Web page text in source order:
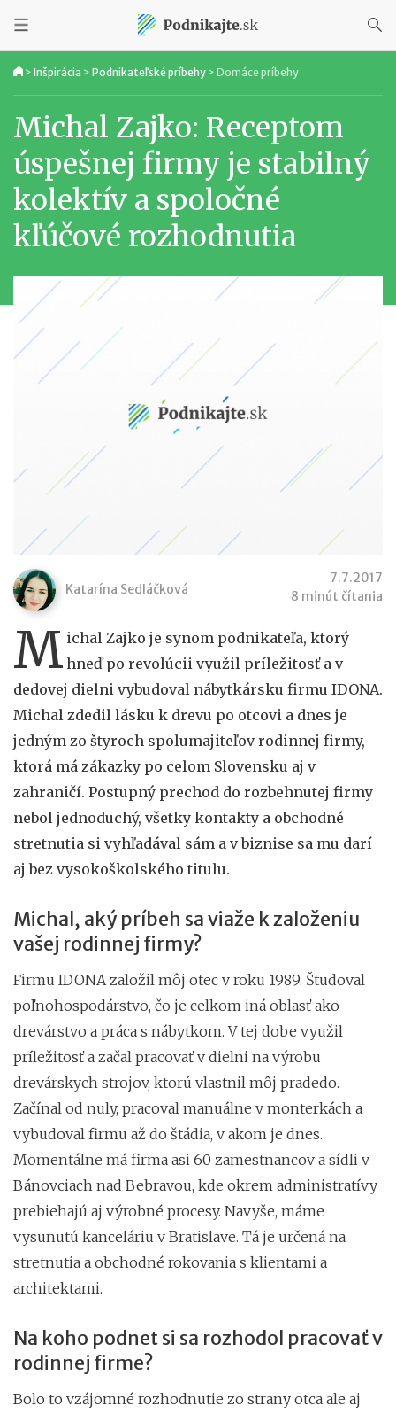
> Inšpirácia > Podnikateľské príbehy > Domáce príbehy
Michal Zajko: Receptom
úspešnej firmy je stabilný
kolektív a spoločné
kľúčové rozhodnutia
Katarína Sedláčková
7.7.2017
8 minút čítania
M ichal Zajko je synom podnikateľa, ktorý
hneď po revolúcii využil príležitosť a v
dedovej dielni vybudoval nábytkársku firmu IDONA.
Michal zdedil lásku k drevu po otcovi a dnes je
jedným zo štyroch spolumajiteľov rodinnej firmy,
ktorá má zákazky po celom Slovensku aj v
zahraničí. Postupný prechod do rozbehnutej firmy
nebol jednoduchý, všetky kontakty a obchodné
stretnutia si vyhľadával sám a v biznise sa mu darí
aj bez vysokoškolského titulu.
Michal, aký príbeh sa viaže k založeniu
vašej rodinnej firmy?
Firmu IDONA založil môj otec v roku 1989. Študoval
poľnohospodárstvo, čo je celkom iná oblasť ako
drevárstvo a práca s nábytkom. V tej dobe využil
príležitosť a začal pracovať v dielni na výrobu
drevárskych strojov, ktorú vlastnil môj pradedo.
Začínal od nuly, pracoval manuálne v monterkách a
vybudoval firmu až do štádia, v akom je dnes.
Momentálne má firma asi 60 zamestnancov a sídli v
Bánovciach nad Bebravou, kde okrem administratívy
prebiehajú aj výrobné procesy. Navyše, máme
vysunutú kanceláriu v Bratislave. Tá je určená na
stretnutia a obchodné rokovania s klientami a
architektami.
Na koho podnet si sa rozhodol pracovať v
rodinnej firme?
Bolo to vzájomné rozhodnutie zo strany otca ale aj